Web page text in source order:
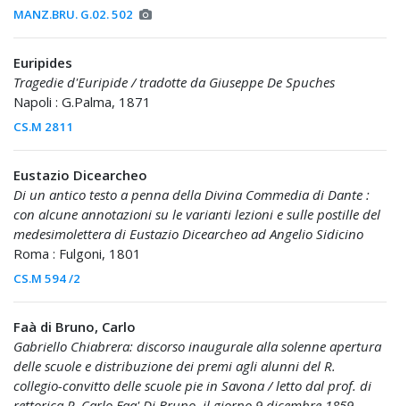
MANZ.BRU. G.02. 502
Euripides
Tragedie d'Euripide / tradotte da Giuseppe De Spuches
Napoli : G.Palma, 1871
CS.M 2811
Eustazio Dicearcheo
Di un antico testo a penna della Divina Commedia di Dante :
con alcune annotazioni su le varianti lezioni e sulle postille del
medesimolettera di Eustazio Dicearcheo ad Angelio Sidicino
Roma : Fulgoni, 1801
CS.M 594 /2
Faà di Bruno, Carlo
Gabriello Chiabrera: discorso inaugurale alla solenne apertura
delle scuole e distribuzione dei premi agli alunni del R.
collegio-convitto delle scuole pie in Savona / letto dal prof. di